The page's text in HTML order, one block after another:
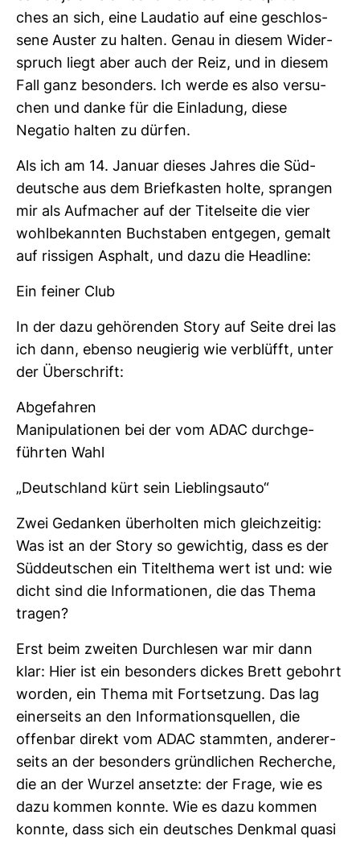
ches an sich, eine Lau­datio auf eine geschlos­
sene Auster zu halten. Genau in diesem Wider­
spruch liegt aber auch der Reiz, und in diesem
Fall ganz beson­ders. Ich werde es also ver­su­
chen und danke für die Ein­la­dung, diese
Negatio halten zu dürfen.
Als ich am 14. Januar dieses Jahres die Süd­
deut­sche aus dem Brief­kasten holte, sprangen
mir als Auf­ma­cher auf der Titel­seite die vier
wohl­be­kannten Buch­staben ent­gegen, gemalt
auf ris­sigen Asphalt, und dazu die Head­line:
Ein feiner Club
In der dazu gehö­renden Story auf Seite drei las
ich dann, ebenso neu­gierig wie ver­blüfft, unter
der Über­schrift:
Abge­fahren
Mani­pu­la­tionen bei der vom ADAC durch­ge­
führten Wahl
„Deutsch­land kürt sein Lieb­lings­auto“
Zwei Gedanken über­holten mich gleich­zeitig:
Was ist an der Story so gewichtig, dass es der
Süd­deut­schen ein Titel­thema wert ist und: wie
dicht sind die Infor­ma­tionen, die das Thema
tragen?
Erst beim zweiten Durch­lesen war mir dann
klar: Hier ist ein beson­ders dickes Brett gebohrt
worden, ein Thema mit Fort­set­zung. Das lag
einer­seits an den Infor­ma­ti­ons­quellen, die
offenbar direkt vom ADAC stammten, ande­rer­
seits an der beson­ders gründ­li­chen Recherche,
die an der Wurzel ansetzte: der Frage, wie es
dazu kommen konnte. Wie es dazu kommen
konnte, dass sich ein deut­sches Denkmal quasi